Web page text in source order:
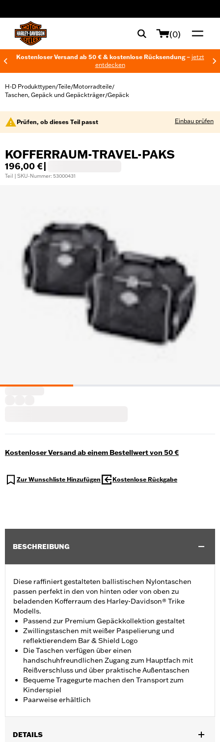
(0)
Kostenloser Versand ab 50 € & kostenlose Rücksendung – jetzt
entdecken
H-D Produkttypen/Teile/Motorradteile/
Taschen, Gepäck und Gepäckträger/Gepäck
Prüfen, ob dieses Teil passt Einbau prüfen
KOFFERRAUM-TRAVEL-PAKS
196,00 €
Teil | SKU-Nummer: 53000431
Kostenloser Versand ab einem Bestellwert von 50 €
Zur Wunschliste Hinzufügen Kostenlose Rückgabe
BESCHREIBUNG
Diese raffiniert gestalteten ballistischen Nylontaschen
passen perfekt in den von hinten oder von oben zu
beladenden Kofferraum des Harley-Davidson® Trike
Modells.
Passend zur Premium Gepäckkollektion gestaltet
Zwillingstaschen mit weißer Paspelierung und
reflektierendem Bar & Shield Logo
Die Taschen verfügen über einen
handschuhfreundlichen Zugang zum Hauptfach mit
Reißverschluss und über praktische Außentaschen
Bequeme Tragegurte machen den Transport zum
Kinderspiel
Paarweise erhältlich
DETAILS